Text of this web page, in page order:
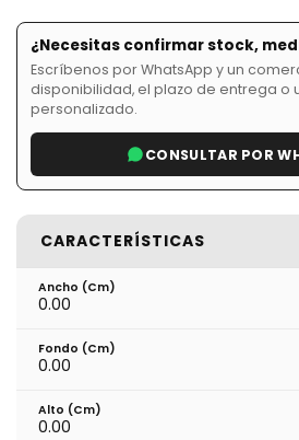
¿Necesitas confirmar stock,
Escríbenos por WhatsApp y un
disponibilidad, el plazo de entrega o
personalizado.
CONSULTAR POR
CARACTERÍSTICAS
Ancho (cm)
0.00
Fondo (cm)
0.00
Alto (cm)
0.00